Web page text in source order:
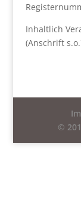
Inhaltlich
(Anschrift
©